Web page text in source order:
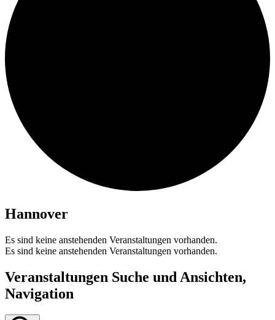
Hannover
Es sind keine anstehenden Veranstaltungen vorhanden.
Es sind keine anstehenden Veranstaltungen vorhanden.
Veranstaltungen Suche und Ansichten,
Navigation